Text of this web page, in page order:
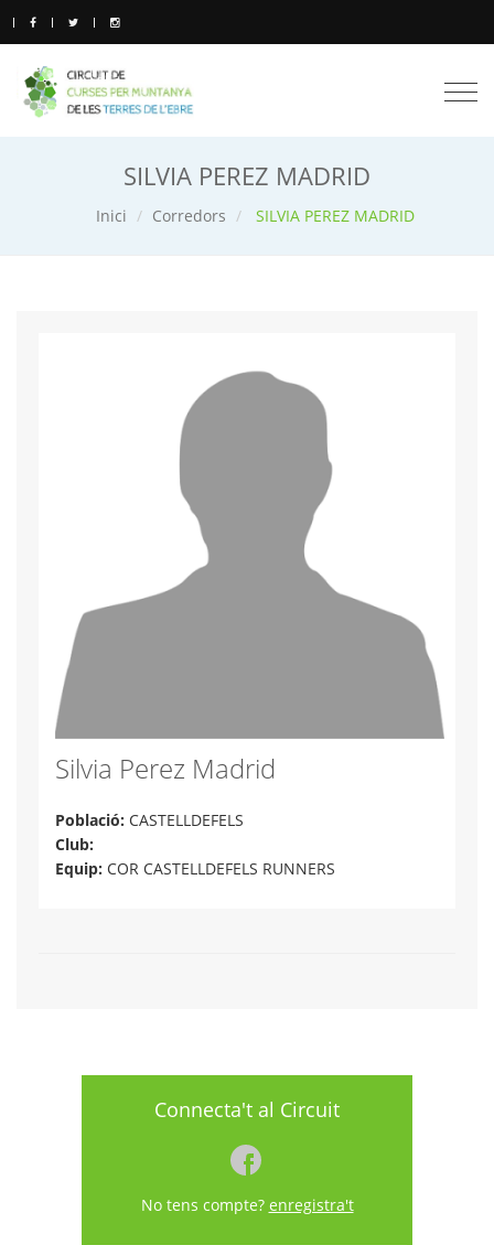
SILVIA PEREZ MADRID
Inici Corredors SILVIA PEREZ MADRID
Silvia Perez Madrid
Població: CASTELLDEFELS
Club:
Equip: COR CASTELLDEFELS RUNNERS
Connecta't al Circuit
No tens compte? enregistra't